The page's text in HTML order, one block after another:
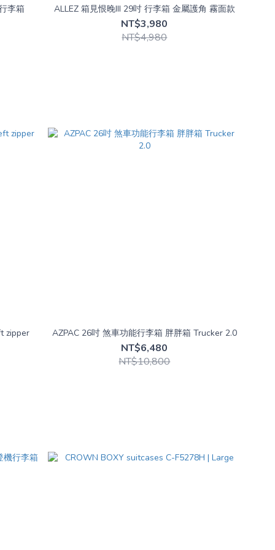
李箱 ALLEZ 箱見恨晚III 29吋 行李箱 金屬護角 霧面款
NT$3,980
NT$4,980
zipper AZPAC 26吋 煞車功能行李箱 胖胖箱 Trucker 2.0
NT$6,480
NT$10,800